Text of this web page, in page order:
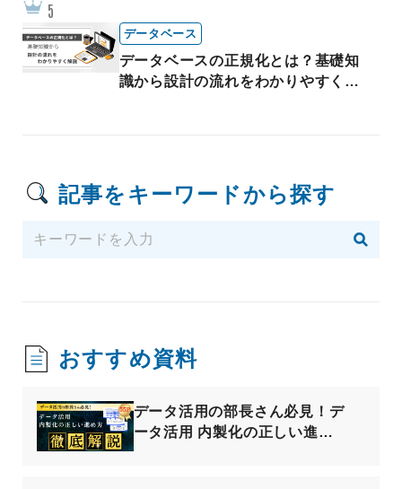
おすすめ資料
データ活用の部長さん必見！デ
ータ活用 内製化の正しい進め
方
データベース
データベースの正規化とは？基礎知
識から設計の流れをわかりやすく解
記事をキーワードから探す